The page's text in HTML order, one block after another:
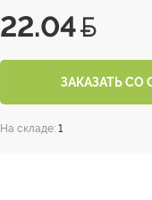
22.04
ЗАКАЗАТЬ СО
На складе: 1